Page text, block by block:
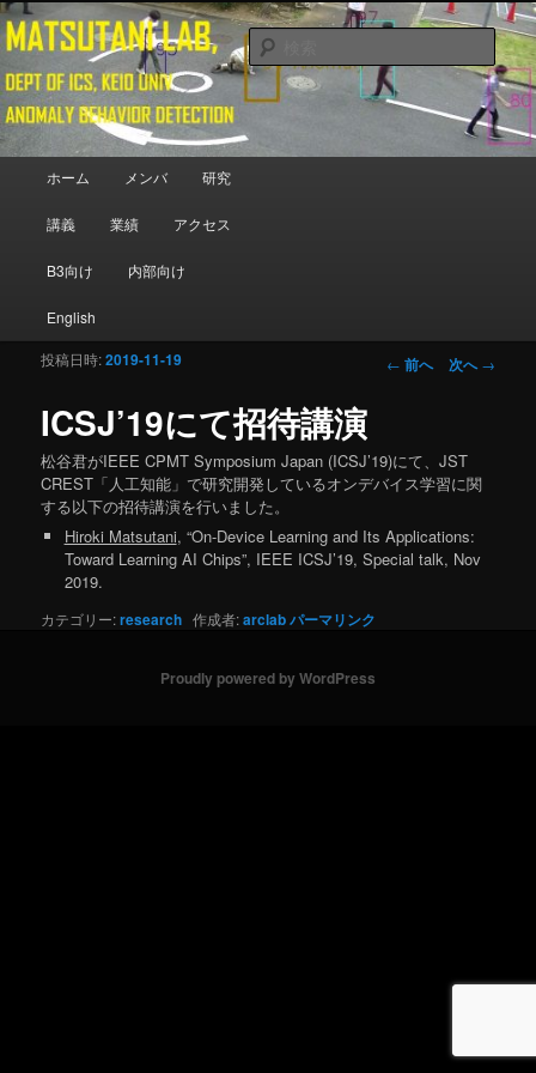
メインコンテンツへ移動
Matsutani Lab
Department of Information and Computer Science, Keio University
検
索
メインメニュー
ホーム メンバ 研究
講義 業績 アクセス
B3向け 内部向け
English
投稿ナビゲーシ
← 前へ 次へ→
ICSJ’19にて招待講演
投稿日時:2019-11-19
松谷君がIEEE CPMT Symposium Japan (ICSJ’19)にて、JST
CREST「人工知能」で研究開発しているオンデバイス学習に関
する以下の招待講演を行いました。
Hiroki Matsutani, “On-Device Learning and Its Applications:
Toward Learning AI Chips”, IEEE ICSJ’19, Special talk, Nov
2019.
カテゴリー:research 作成者:arclabパーマリンク
Proudly powered by WordPress